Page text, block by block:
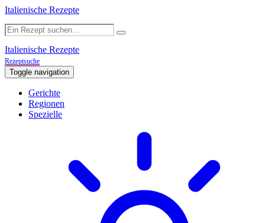
Italienische Rezepte
Italienische Rezepte
Rezeptsuche
Toggle navigation
Gerichte
Regionen
Spezielle